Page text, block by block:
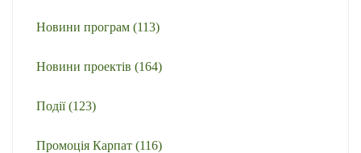
Новини програм (113)
Новини проектів (164)
Події(123)
Промоція Карпат (116)